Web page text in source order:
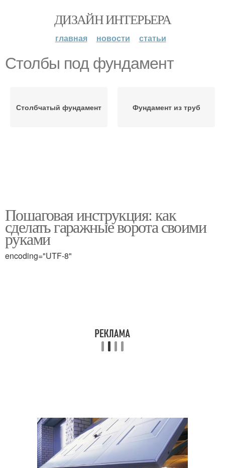
ДИЗАЙН ИНТЕРЬЕРА
главная новости статьи
Столбы под фундамент
Столбчатый фундамент Фундамент из труб
Пошаговая инструкция: как
сделать гаражные ворота своими
руками
encoding="UTF-8"